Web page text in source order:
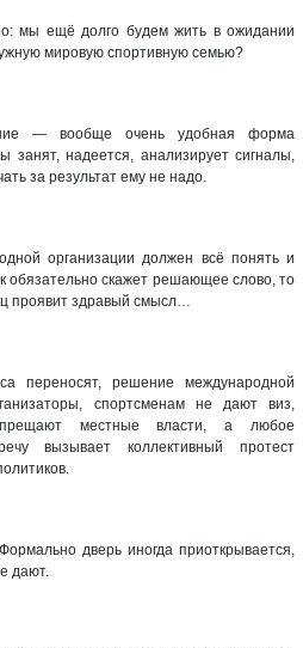
мы ещё долго будем жить в ожидании
мировую спортивную семью?
— вообще очень удобная форма
занят, надеется, анализирует сигналы,
за результат ему не надо.
организации должен всё понять и
обязательно скажет решающее слово, то
проявит здравый смысл…
переносят, решение международной
спортсменам не дают виз,
местные власти, а любое
вызывает коллективный протест
дверь иногда приоткрывается,
дают.